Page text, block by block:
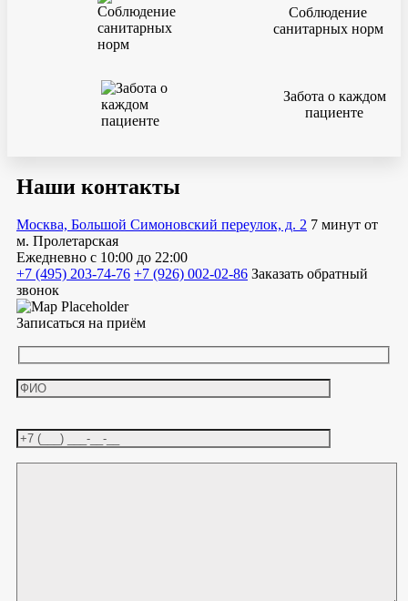
Соблюдение
санитарных норм
Забота о каждом
пациенте
Наши контакты
Москва, Большой Симоновский переулок, д. 2 7 минут от
м. Пролетарская
Ежедневно с 10:00 до 22:00
+7 (495) 203-74-76 +7 (926) 002-02-86 Заказать обратный
звонок
Записаться на приём